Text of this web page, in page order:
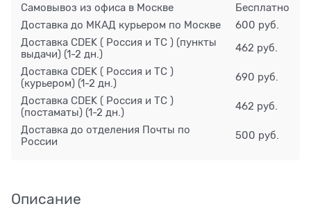
Самовывоз из офиса в Москве
Бесплатно
Доставка до МКАД курьером по Москве
600 руб.
Доставка CDEK ( Россия и ТС ) (пункты
выдачи) (1-2 дн.)
462 руб.
Доставка CDEK ( Россия и ТС )
(курьером) (1-2 дн.)
690 руб.
Доставка CDEK ( Россия и ТС )
(постаматы) (1-2 дн.)
462 руб.
Доставка до отделения Почты по
России
500 руб.
Описание